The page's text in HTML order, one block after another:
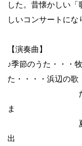
した。昔懐かしい
しいコンサートにな
【演奏曲】
♪季節のうた
た・・・・浜辺の歌
たなば
ま 椰
夏の
出